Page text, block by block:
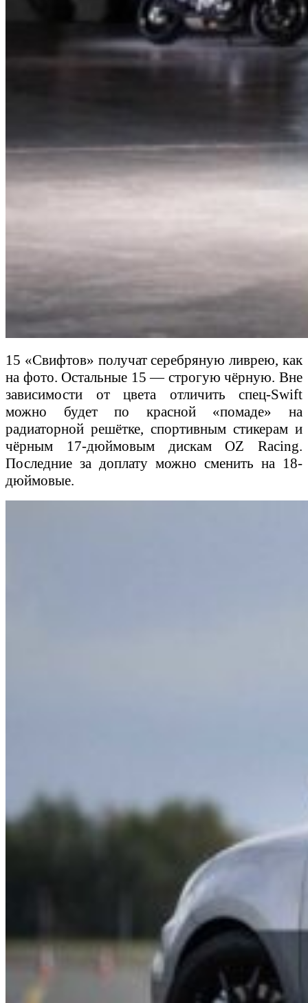
15 «Свифтов» получат серебряную ливрею, как
на фото. Остальные 15 — строгую чёрную. Вне
зависимости от цвета отличить спец-Swift
можно будет по красной «помаде» на
радиаторной решётке, спортивным стикерам и
чёрным 17-дюймовым дискам OZ Racing.
Последние за доплату можно сменить на 18-
дюймовые.